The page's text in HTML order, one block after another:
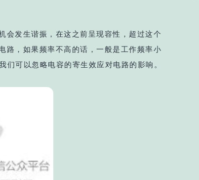
会发生谐振，在这之前呈现容性，超过这个
路，如果频率不高的话，一般是工作频率小
们可以忽略电容的寄生效应对电路的影响。